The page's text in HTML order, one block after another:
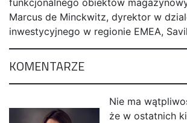
funkcjonalnego obiektów
Marcus de Minckwitz, dyrektor w
inwestycyjnego w regionie EMEA,
KOMENTARZE
Nie ma
że w ostatnich